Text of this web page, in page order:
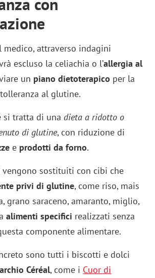
medico, attraverso indagini
escluso la celiachia o l’allergia al
un piano dietoterapico per la
al glutine.
si tratta di una dieta a ridotto o
di glutine, con riduzione di
e prodotti da forno.
sostituiti con cibi che
privi di glutine, come riso, mais
grano saraceno, amaranto, miglio,
alimenti specifici realizzati senza
componente alimentare.
sono tutti i biscotti e dolci
Céréal, come i Cuor di